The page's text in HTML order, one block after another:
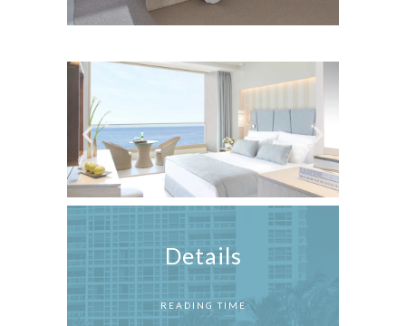
Details
READING TIME